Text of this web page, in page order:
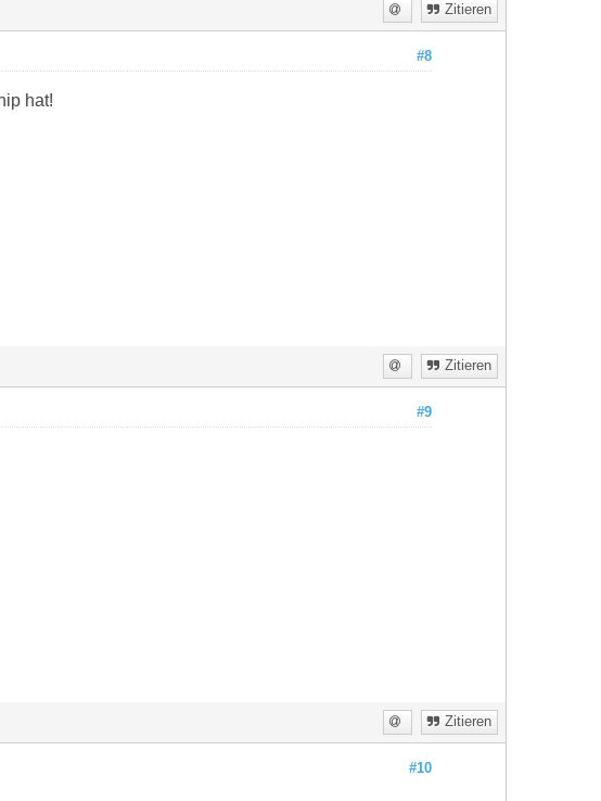
Zitieren
#8
hat!
Zitieren
#9
Zitieren
#10